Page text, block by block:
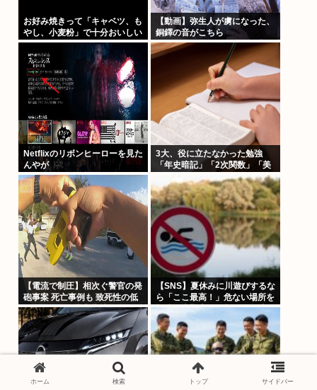
お好み焼きって「キャベツ、も
やし、小麦粉」で十分おいしい
よね？
【動画】弥生人が虜になった、
銅鐸の音がこちら
Netflixのリボンヒーローを見た
んやが
3大、役に立たなかった勉強
「年史暗記」「2次関数」「美
【電流で制圧】相次ぐ警官の発
砲事案 死亡事例も 致死性の低
いテーザー銃導入指摘
【SNS】夏休みに川遊びするな
ら「ここ最高！」危ない場所を
投稿、水難事故が起きたら法的
責任を問われる？
ホーム 検索 トップ サイドバー